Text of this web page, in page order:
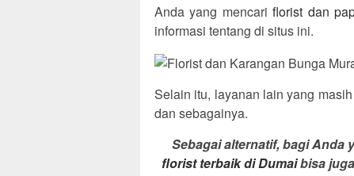
Anda yang mencariflorist dan
informasi tentang di situs ini.
Selain itu, layanan lain yang
dan sebagainya.
Sebagai alternatif, bagi Anda
florist terbaik di Dumaibisa